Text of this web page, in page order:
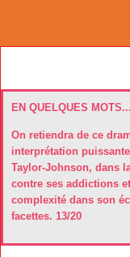
EN QUELQUES MOTS...
On retiendra de ce
interprétation
Taylor-Johnson, dans
contre ses addictions
complexité dans son
facettes. 13/20